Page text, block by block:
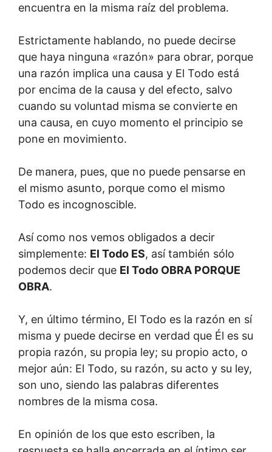
encuentra en la misma raíz del problema.
Estrictamente hablando, no puede decirse
que haya ninguna «razón» para obrar, porque
una razón implica una causa y El Todo está
por encima de la causa y del efecto, salvo
cuando su voluntad misma se convierte en
una causa, en cuyo momento el principio se
pone en movimiento.
De manera, pues, que no puede pensarse en
el mismo asunto, porque como el mismo
Todo es incognoscible.
Así como nos vemos obligados a decir
simplemente: El Todo ES, así también sólo
podemos decir que El Todo OBRA PORQUE
OBRA.
Y, en último término, El Todo es la razón en sí
misma y puede decirse en verdad que Él es su
propia razón, su propia ley; su propio acto, o
mejor aún: El Todo, su razón, su acto y su ley,
son uno, siendo las palabras diferentes
nombres de la misma cosa.
En opinión de los que esto escriben, la